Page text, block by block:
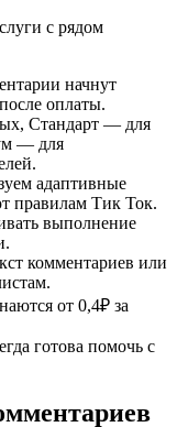
с рядом
начнут
оплаты.
Стандарт — для
— для
адаптивные
правилам Тик Ток.
выполнение
комментариев или
от 0,4₽ за
готова помочь с